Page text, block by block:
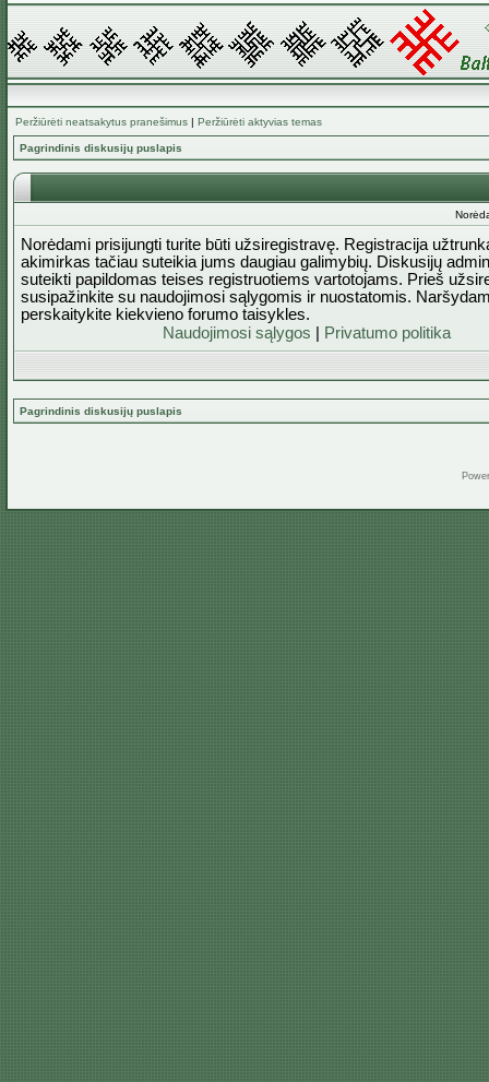
Peržiūrėti neatsakytus pranešimus | Peržiūrėti aktyvias temas
Pagrindinis diskusijų puslapis
Norėdami prisijungti turite būti užsiregistravę. Registracija
akimirkas tačiau suteikia jums daugiau galimybių. Diskusijų
suteikti papildomas teises registruotiems vartotojams. Prieš
susipažinkite su naudojimosi sąlygomis ir nuostatomis.
perskaitykite kiekvieno forumo taisykles.
Naudojimosi sąlygos
Privatumo politika
Pagrindinis diskusijų puslapis